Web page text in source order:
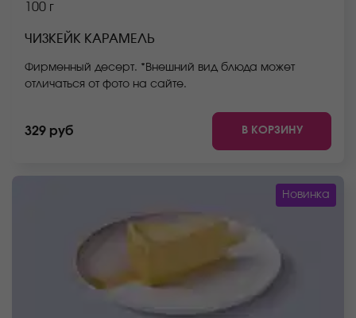
100 г
ЧИЗКЕЙК КАРАМЕЛЬ
Фирменный десерт. *Внешний вид блюда может
отличаться от фото на сайте.
329 руб В КОРЗИНУ
Новинка